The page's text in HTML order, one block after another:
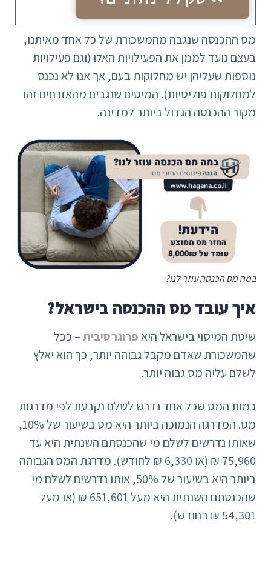
מס ההכנסה שנגבה מהמשכורת של כל אחד מאיתנו,
בעצם נועד לממן את הפעילויות האלו (וגם פעילויות
נוספות שעליהן יש מחלוקות בעם, אך אנו לא נכנס
למחלוקות פוליטיות). המיסים שנגבים מהאזרחים זהו
מקור ההכנסה הגדול ביותר למדינה.
במה מס הכנסה עוזר לנו?
איך עובד מס ההכנסה בישראל?
שיטת המיסוי בישראל היאפרוגרסיבית– ככל
שהמשכורת שאדם מקבל גבוהה יותר, כך הוא יאלץ
לשלם עליה מס גבוה יותר.
כמות המס שכל אחד נדרש לשלם נקבעת לפי מדרגות
מס. המדרגה הנמוכה ביותר היא מס בשיעור של 10%,
שאותו נדרשים לשלם מי שהכנסתם השנתית היא עד
75,960 ₪ (או 6,330 ₪ לחודש). מדרגת המס הגבוהה
ביותר היא בשיעור של 50%, אותו נדרשים לשלם מי
שהכנסתם השנתית היא מעל 651,601 ₪ (או מעל
54,301 ₪ בחודש).